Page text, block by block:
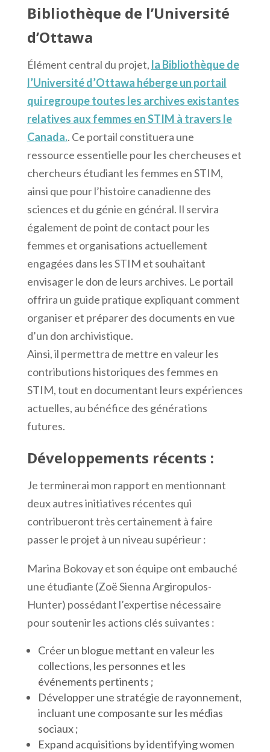
Bibliothèque de l’Université
d’Ottawa
Élément central du projet, la Bibliothèque de
l’Université d’Ottawa héberge un portail
qui regroupe toutes les archives existantes
relatives aux femmes en STIM à travers le
Canada.. Ce portail constituera une
ressource essentielle pour les chercheuses et
chercheurs étudiant les femmes en STIM,
ainsi que pour l’histoire canadienne des
sciences et du génie en général. Il servira
également de point de contact pour les
femmes et organisations actuellement
engagées dans les STIM et souhaitant
envisager le don de leurs archives. Le portail
offrira un guide pratique expliquant comment
organiser et préparer des documents en vue
d’un don archivistique.
Ainsi, il permettra de mettre en valeur les
contributions historiques des femmes en
STIM, tout en documentant leurs expériences
actuelles, au bénéfice des générations
futures.
Développements récents :
Je terminerai mon rapport en mentionnant
deux autres initiatives récentes qui
contribueront très certainement à faire
passer le projet à un niveau supérieur :
Marina Bokovay et son équipe ont embauché
une étudiante (Zoë Sienna Argiropulos-
Hunter) possédant l’expertise nécessaire
pour soutenir les actions clés suivantes :
Créer un blogue mettant en valeur les
collections, les personnes et les
événements pertinents ;
Développer une stratégie de rayonnement,
incluant une composante sur les médias
sociaux ;
Expand acquisitions by identifying women